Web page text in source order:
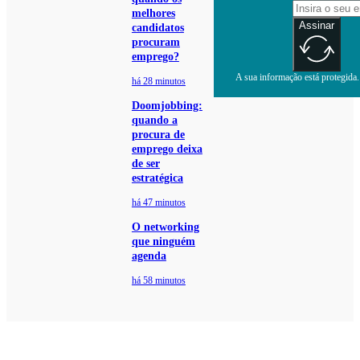
melhores
candidatos
procuram
emprego?
há 28 minutos
Doomjobbing:
quando a
procura de
emprego deixa
de ser
estratégica
há 47 minutos
O networking
que ninguém
agenda
há 58 minutos
Assinar
A sua informação está